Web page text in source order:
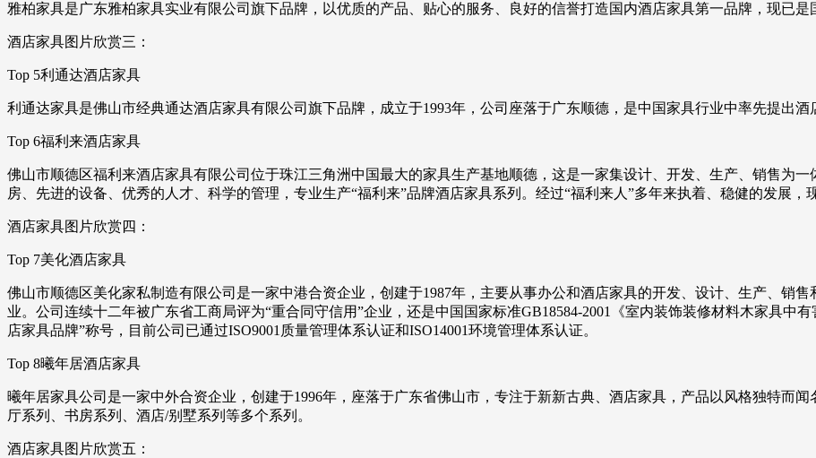
雅柏家具是广东雅柏家具实业有限公司旗下品牌，以优质的产品、贴心的服务、良好的信誉打造国内酒店家具第一品牌，现已是
酒店家具图片欣赏三：
Top 5利通达酒店家具
利通达家具是佛山市经典通达酒店家具有限公司旗下品牌，成立于1993年，公司座落于广东顺德，是中国家具行业中率先提出酒
Top 6福利来酒店家具
佛山市顺德区福利来酒店家具有限公司位于珠江三角洲中国最大的家具生产基地顺德，这是一家集设计、开发、生产、销售为
房、先进的设备、优秀的人才、科学的管理，专业生产“福利来”品牌酒店家具系列。经过“福利来人”多年来执着、稳健的发展，
酒店家具图片欣赏四：
Top 7美化酒店家具
佛山市顺德区美化家私制造有限公司是一家中港合资企业，创建于1987年，主要从事办公和酒店家具的开发、设计、生产、销
业。公司连续十二年被广东省工商局评为“重合同守信用”企业，还是中国国家标准GB18584-2001《室内装饰装修材料木家具中
店家具品牌”称号，目前公司已通过ISO9001质量管理体系认证和ISO14001环境管理体系认证。
Top 8曦年居酒店家具
曦年居家具公司是一家中外合资企业，创建于1996年，座落于广东省佛山市，专注于新新古典、酒店家具，产品以风格独特而
厅系列、书房系列、酒店/别墅系列等多个系列。
酒店家具图片欣赏五：